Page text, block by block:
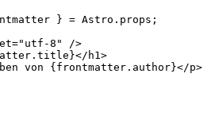
} = Astro . props ;
=" utf-8 "
/>
. title }</ h1 >
von { frontmatter . author }</p>